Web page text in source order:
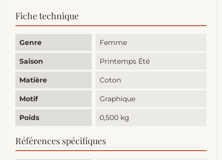
Fiche technique
Genre Femme
Saison Printemps Été
Matière Coton
Motif Graphique
Poids 0,500 kg
Références spécifiques